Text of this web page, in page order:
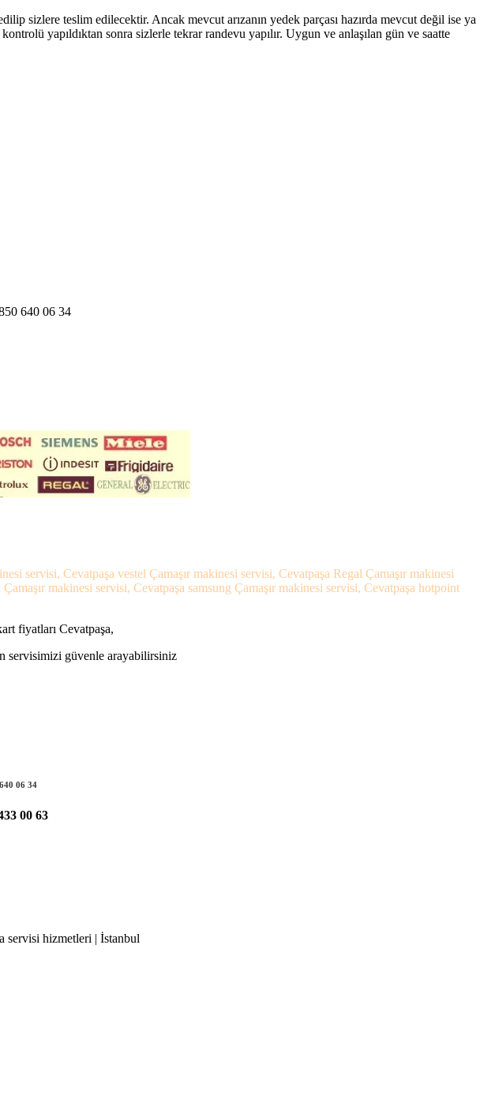
sizlere teslim edilecektir. Ancak mevcut arızanın yedek parçası hazırda mevcut değil ise ya
yapıldıktan sonra sizlerle tekrar randevu yapılır. Uygun ve anlaşılan gün ve saatte
640 06 34
servisi, Cevatpaşa vestel Çamaşır makinesi servisi, Cevatpaşa Regal Çamaşır makinesi
makinesi servisi, Cevatpaşa samsung Çamaşır makinesi servisi, Cevatpaşa hotpoint
fiyatları Cevatpaşa,
servisimizi güvenle arayabilirsiniz
06 34
00 63
servisi hizmetleri | İstanbul